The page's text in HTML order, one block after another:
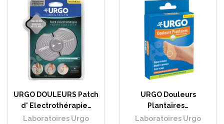
URGO DOULEURS Patch
d' Electrothérapie…
Laboratoires Urgo
URGO Douleurs
Plantaires…
Laboratoires Urgo